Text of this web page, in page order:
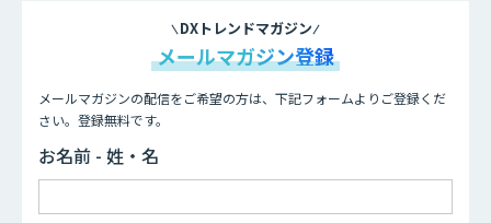
DXトレンドマガジン
メールマガジン登録
メールマガジンの配信をご希望の方は、下記フォームよりご登録くだ
さい。登録無料です。
お名前 - 姓・名